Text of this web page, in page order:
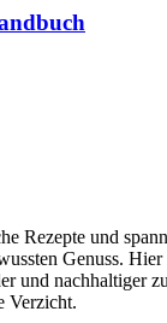
Rezepte und
Genuss.
und nachhaltiger
Verzicht.